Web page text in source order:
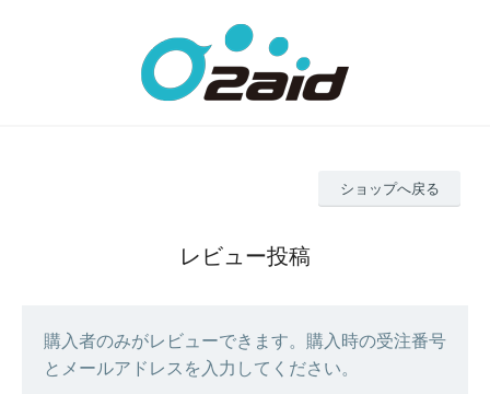
ショップへ戻る
レビュー投稿
購入者のみがレビューできます。購入時の受注番号
とメールアドレスを入力してください。